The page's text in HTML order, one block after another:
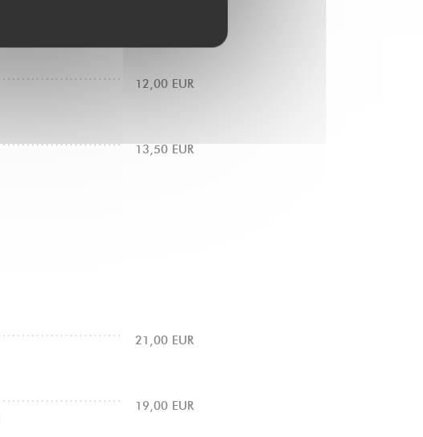
12,00 EUR
13,50 EUR
21,00 EUR
19,00 EUR